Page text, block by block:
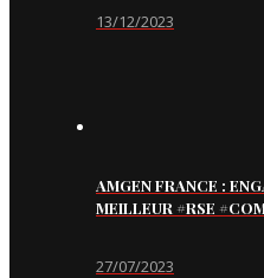
13/12/2023
AMGEN FRANCE :
MEILLEUR #RSE
27/07/2023